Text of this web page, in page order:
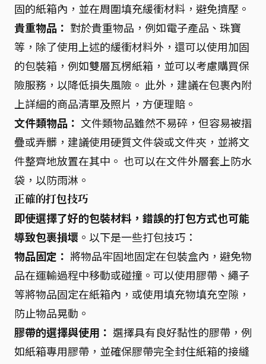
固的紙箱內，並在周圍填充緩衝材料，避免擠壓。
貴重物品： 對於貴重物品，例如電子產品、珠寶
等，除了使用上述的緩衝材料外，還可以使用加固
的包裝箱，例如雙層瓦楞紙箱，並可以考慮購買保
險服務，以降低損失風險。 此外，建議在包裹內附
上詳細的商品清單及照片，方便理賠。
文件類物品： 文件類物品雖然不易碎，但容易被摺
疊或弄髒，建議使用硬質文件袋或文件夾，並將文
件整齊地放置在其中。 也可以在文件外層套上防水
袋，以防雨淋。
正確的打包技巧
即使選擇了好的包裝材料，錯誤的打包方式也可能
導致包裹損壞 。以下是一些打包技巧：
物品固定： 將物品牢固地固定在包裝盒內，避免物
品在運輸過程中移動或碰撞。可以使用膠帶、繩子
等將物品固定在紙箱內，或使用填充物填充空隙，
防止物品晃動。
膠帶的選擇與使用： 選擇具有良好黏性的膠帶，例
如紙箱專用膠帶，並確保膠帶完全封住紙箱的接縫